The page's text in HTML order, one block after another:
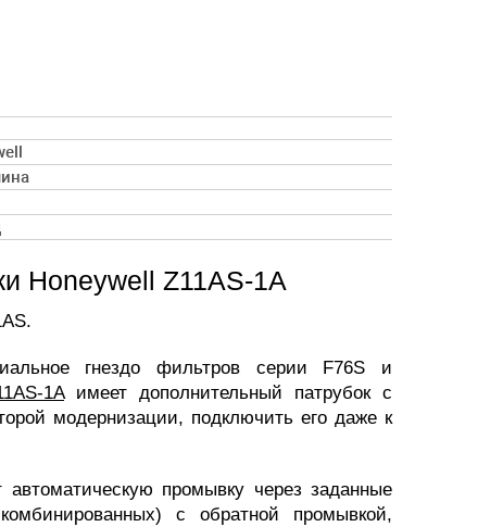
Honeywell Z11AS-1A
гнездо фильтров серии F76S и
1Aимеет дополнительный патрубок с
модернизации, подключить его даже к
автоматическую промывку через заданные
с обратной промывкой,